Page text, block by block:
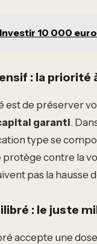
Investir 10 000
: la priorité
est de préserver
garanti.
type se
contre la
pas la hausse
: le juste
accepte une